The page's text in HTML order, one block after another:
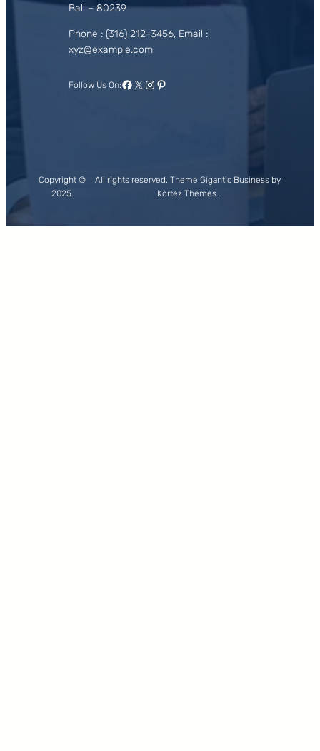
Bali – 80239
Phone : (316) 212-3456, Email :
xyz@example.com
Follow Us On:Facebook
X Instagram
Pinterest
Copyright ©
2025.
All rights reserved. Theme Gigantic Business by
Kortez Themes.